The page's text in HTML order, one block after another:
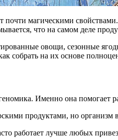
почти магическими
что на самом деле
овощи, сезонные
собрать на их основе
Именно она
продуктами, но организм
работает лучше любых